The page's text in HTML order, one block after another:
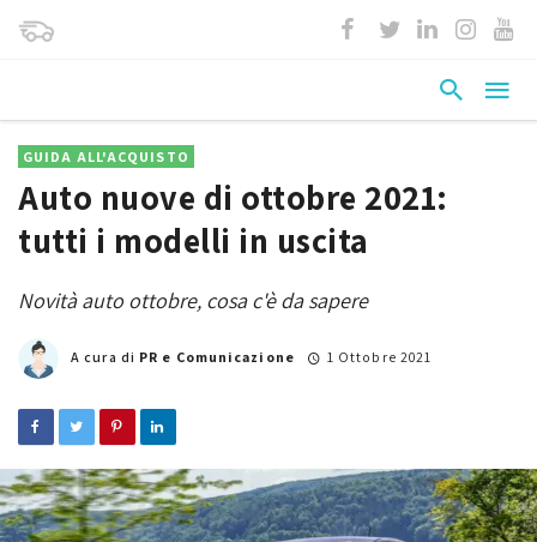
GUIDA ALL'ACQUISTO
Auto nuove di ottobre 2021:
tutti i modelli in uscita
Novità auto ottobre, cosa c'è da sapere
A cura di PR e Comunicazione 1 Ottobre 2021